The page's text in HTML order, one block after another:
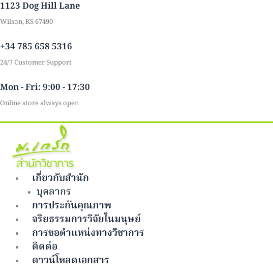
Skip
to
1123 Dog Hill Lane
Wilson, KS 67490
+34 785 658 5316
24/7 Customer Support
Mon - Fri: 9:00 - 17:30
Online store always open
เกี่ยวกับสำนัก
บุคลากร
การประกันคุณภาพ
จริยธรรมการวิจัยในมนุษย์
การขอตำแหน่งทางวิชาการ
ติดต่อ
ดาวน์โหลดเอกสาร